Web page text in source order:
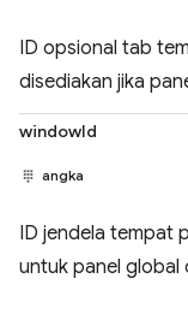
ID opsional tab
disediakan jika
windowId
angka
ID jendela tempat
untuk panel global